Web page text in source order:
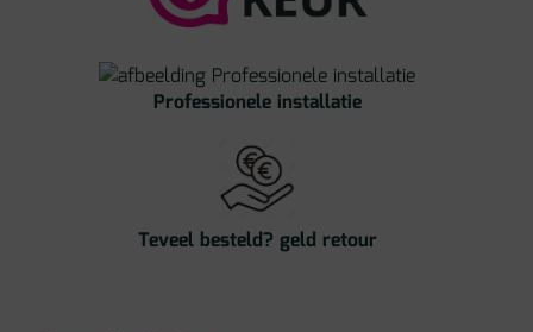
Professionele installatie
Teveel besteld? geld retour